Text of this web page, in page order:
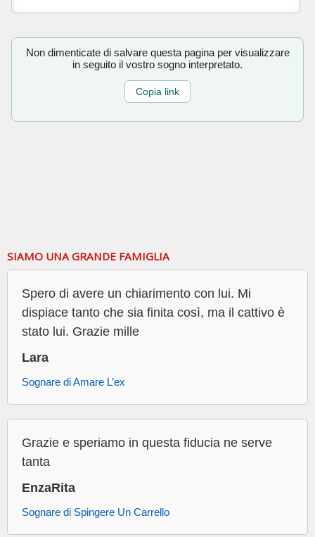
Non dimenticate di salvare questa pagina per visualizzare
in seguito il vostro sogno interpretato.
Copia link
SIAMO UNA GRANDE FAMIGLIA
Spero di avere un chiarimento con lui. Mi
dispiace tanto che sia finita così, ma il cattivo è
stato lui. Grazie mille
Lara
Sognare di Amare L’ex
Grazie e speriamo in questa fiducia ne serve
tanta
EnzaRita
Sognare di Spingere Un Carrello